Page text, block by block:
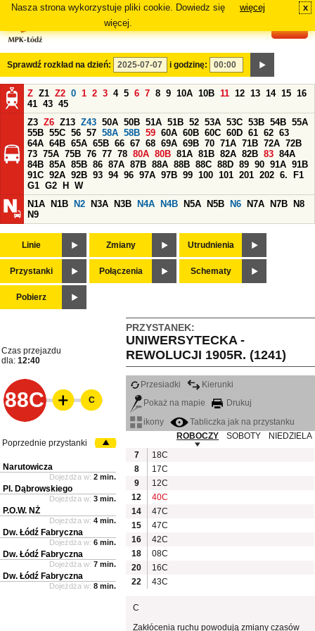
Nasza strona wykorzystuje pliki cookie. Dowiedz się
więcej.
więcej x
Sprawdź rozkład na dzień: i godzinę:
Z Z1 Z2 0 1 2 3 4 5 6 7 8 9 10A 10B 11 12 13 14 15 16
41 43 45
Z3 Z6 Z13 Z43 50A 50B 51A 51B 52 53A 53C 53B 54B 55A
55B 55C 56 57 58A 58B 59 60A 60B 60C 60D 61 62 63
64A 64B 65A 65B 66 67 68 69A 69B 70 71A 71B 72A 72B
73 75A 75B 76 77 78 80A 80B 81A 81B 82A 82B 83 84A
84B 85A 85B 86 87A 87B 88A 88B 88C 88D 89 90 91A 91B
91C 92A 92B 93 94 96 97A 97B 99 100 101 201 202 6.
F1
G1 G2 H
W
N1A
N1B N2 N3A N3B N4A N4B N5A N5B N6 N7A N7B
N8
N9
Linie Zmiany Utrudnienia
Przystanki Połączenia Schematy
Pobierz
PRZYSTANEK:
UNIWERSYTECKA -
REWOLUCJI 1905R. (1241)
Czas przejazdu
dla: 12:40
88C
Przesiadki
Kierunki
Pokaż na mapie
Drukuj
ikony
Tabliczka jak na przystanku
ROBOCZY
SOBOTY
NIEDZIELA
7
18C
8
17C
9
12C
12
40C
14
47C
15
47C
16
42C
18
08C
20
16C
22
43C
C
Zakłócenia ruchu powodują zmiany czasów
C
Poprzednie przystanki
Narutowicza
Dojeżdża w: 2 min.
Pl. Dąbrowskiego
Dojeżdża w: 3 min.
P.O.W. NŻ
Dojeżdża w: 4 min.
Dw. Łódź Fabryczna
Dojeżdża w: 6 min.
Dw. Łódź Fabryczna
Dojeżdża w: 7 min.
Dw. Łódź Fabryczna
Dojeżdża w: 8 min.